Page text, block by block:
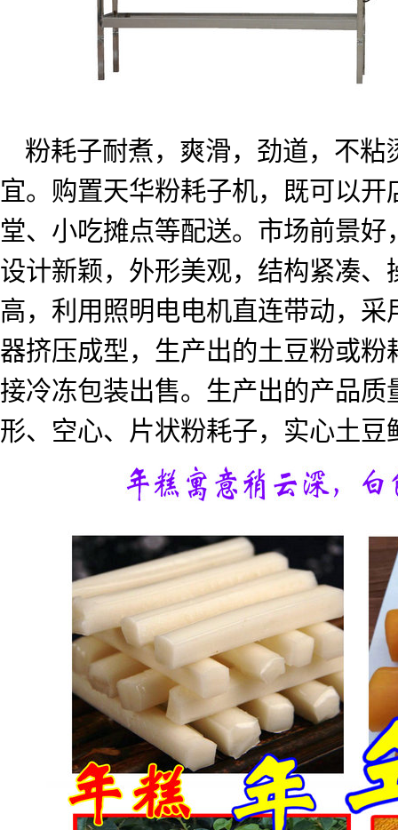
粉耗子耐煮，爽滑，劲道，不
宜。购置天华粉耗子机，既可以开
堂、小吃摊点等配送。市场前景
设计新颖，外形美观，结构紧凑
高，利用照明电电机直连带动，
器挤压成型，生产出的土豆粉或
接冷冻包装出售。生产出的产品质
形、空心、片状粉耗子，实心土